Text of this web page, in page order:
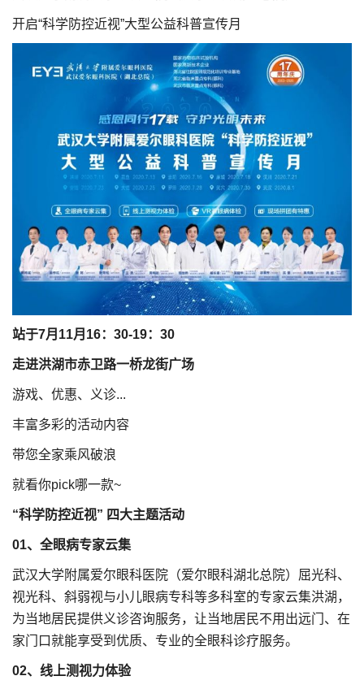
开启“科学防控近视”大型公益科普宣传月
站于7月11月16：30-19：30
走进洪湖市赤卫路一桥龙街广场
游戏、优惠、义诊...
丰富多彩的活动内容
带您全家乘风破浪
就看你pick哪一款~
“科学防控近视” 四大主题活动
01、全眼病专家云集
武汉大学附属爱尔眼科医院（爱尔眼科湖北总院）屈光科、
视光科、斜弱视与小儿眼病专科等多科室的专家云集洪湖，
为当地居民提供义诊咨询服务，让当地居民不用出远门、在
家门口就能享受到优质、专业的全眼科诊疗服务。
02、线上测视力体验